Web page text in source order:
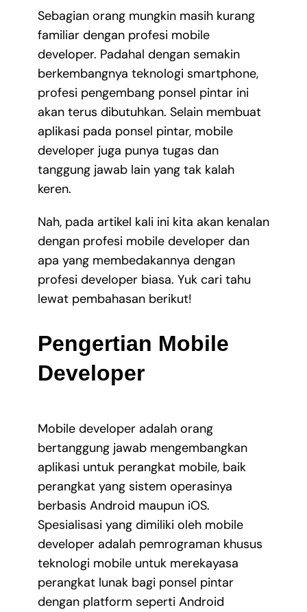
Sebagian orang mungkin masih kurang
familiar dengan profesi mobile
developer. Padahal dengan semakin
berkembangnya teknologi smartphone,
profesi pengembang ponsel pintar ini
akan terus dibutuhkan. Selain membuat
aplikasi pada ponsel pintar, mobile
developer juga punya tugas dan
tanggung jawab lain yang tak kalah
keren.
Nah, pada artikel kali ini kita akan kenalan
dengan profesi mobile developer dan
apa yang membedakannya dengan
profesi developer biasa. Yuk cari tahu
lewat pembahasan berikut!
Pengertian Mobile
Developer
Mobile developer adalah orang
bertanggung jawab mengembangkan
aplikasi untuk perangkat mobile, baik
perangkat yang sistem operasinya
berbasis Android maupun iOS.
Spesialisasi yang dimiliki oleh mobile
developer adalah pemrograman khusus
teknologi mobile untuk merekayasa
perangkat lunak bagi ponsel pintar
dengan platform seperti Android